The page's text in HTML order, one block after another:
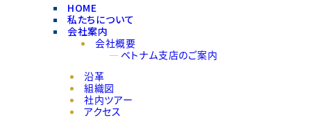
HOME
私たちについて
会社案内
会社概要
ベトナム支店のご案内
沿革
組織図
社内ツアー
アクセス